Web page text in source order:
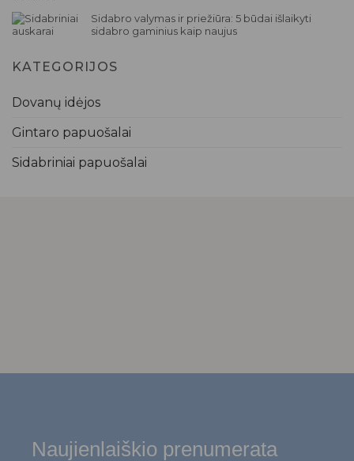
Sidabro valymas ir priežiūra: 5 būdai išlaikyti
sidabro gaminius kaip naujus
KATEGORIJOS
Dovanų idėjos
Gintaro papuošalai
Sidabriniai papuošalai
Naujienlaiškio prenumerata